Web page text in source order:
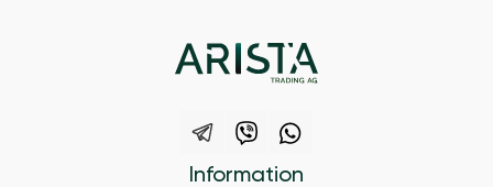
Information